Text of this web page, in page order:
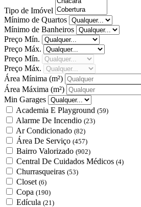
Tipo de Imóvel
Mínimo de Quartos
Mínimo de Banheiros
Preço Mín.
Preço Máx.
Preço Mín.
Preço Máx.
Área Mínima (m²)
Área Máxima (m²)
Min Garages
Academia E Playground (59)
Alarme De Incendio (23)
Ar Condicionado (82)
Área De Serviço (457)
Bairro Valorizado (902)
Central De Cuidados Médicos (4)
Churrasqueiras (53)
Closet (6)
Copa (190)
Edícula (21)